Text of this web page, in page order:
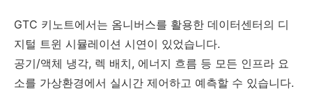
GTC 키노트에서는 옴니버스를 활용한 데이터센터의 디
지털 트윈 시뮬레이션 시연이 있었습니다.
공기/액체 냉각, 렉 배치, 에너지 흐름 등 모든 인프라 요
소를 가상환경에서 실시간 제어하고 예측할 수 있습니다.